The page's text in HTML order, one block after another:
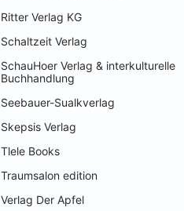
Ritter Verlag KG
Schaltzeit Verlag
SchauHoer Verlag & interkulturelle
Buchhandlung
Seebauer-Sualkverlag
Skepsis Verlag
Tlele Books
Traumsalon edition
Verlag Der Apfel